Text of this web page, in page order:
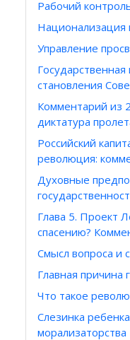
Рабочий
Управление
становления
Комментарий из
диктатура
Российский
революция:
Духовные
Глава 5. Проект
спасению?
Смысл вопроса и
Главная причина
Что такое
Слезинка
морализаторства